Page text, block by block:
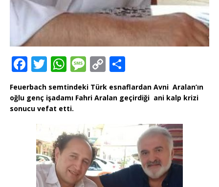
F
a
c
e
b
o
o
k
T
it
te
r
W
h
at
s
p
p
M
e
ss
g
e
C
p
n
k
ei
le
Feuerbach semtindeki Türk esnaflardan Avni Aralan’ın
oğlu genç işadamı Fahri Aralan geçirdiği ani kalp krizi
sonucu vefat etti.